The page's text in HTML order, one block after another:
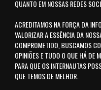
QUANTO EM NOSSAS REDES
ACREDITAMOS NA FORÇA DA
VALORIZAR A ESSÊNCIA DA
COMPROMETIDO, BUSCAMOS
OPINIÕES E TUDO O QUE HÁ DE
PARA QUE OS INTERNAUTAS
QUE TEMOS DE MELHOR.